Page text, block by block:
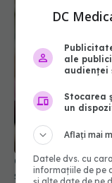
Cum recunoști
și alimentele
DC
ale
audienței
Stocarea
un
Aflați mai
Datele dvs. cu
informațiile de pe